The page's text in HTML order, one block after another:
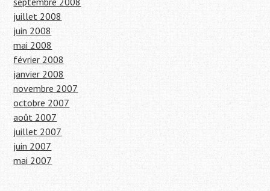
juillet 2008
juin 2008
mai 2008
février 2008
janvier 2008
novembre 2007
octobre 2007
août 2007
juillet 2007
juin 2007
mai 2007